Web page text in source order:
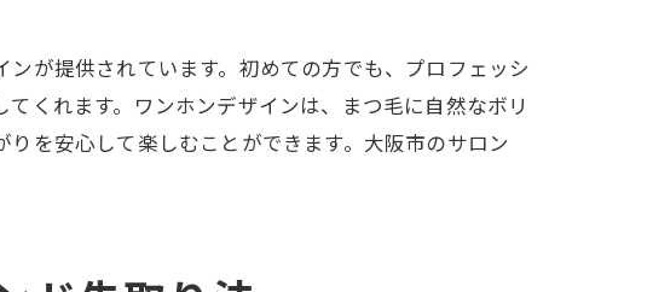
の魔法
案
が提供されています。初めての方でも、プロフェッシ
くれます。ワンホンデザインは、まつ毛に自然なボリ
を安心して楽しむことができます。大阪市のサロン